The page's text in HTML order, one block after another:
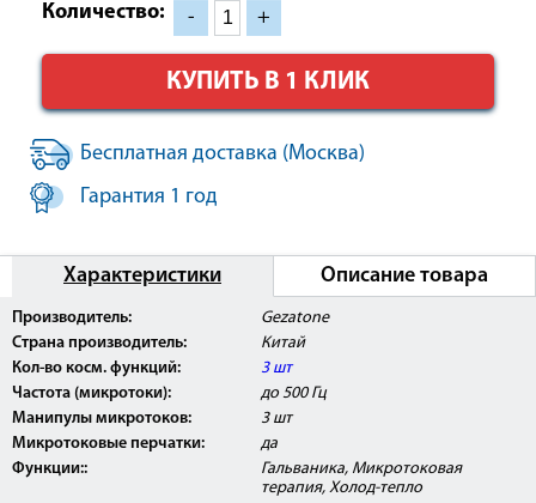
Количество: - +
КУПИТЬ В 1 КЛИК
Бесплатная доставка (Москва)
Гарантия 1 год
Характеристики Описание товара
Производитель:
Gezatone
Страна производитель:
Китай
Кол-во косм. функций:
3 шт
Частота (микротоки):
до 500 Гц
Манипулы микротоков:
3 шт
Микротоковые перчатки:
да
Функции::
Гальваника, Микротоковая
терапия, Холод-тепло